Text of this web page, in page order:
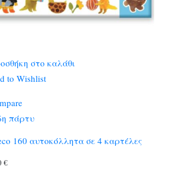
στο καλάθι
to Wishlist
πάρτυ
160 αυτοκόλλητα σε 4 καρτέλες
€